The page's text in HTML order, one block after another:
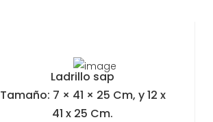
Ladrillo sap
Tamaño: 7 × 41 × 25 Cm, y 12 x
41 x 25 Cm.